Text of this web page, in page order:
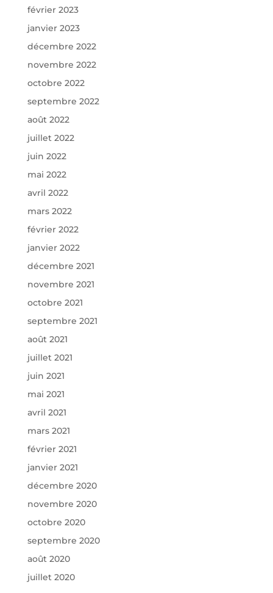
février 2023
janvier 2023
décembre 2022
novembre 2022
octobre 2022
septembre 2022
août 2022
juillet 2022
juin 2022
mai 2022
avril 2022
mars 2022
février 2022
janvier 2022
décembre 2021
novembre 2021
octobre 2021
septembre 2021
août 2021
juillet 2021
juin 2021
mai 2021
avril 2021
mars 2021
février 2021
janvier 2021
décembre 2020
novembre 2020
octobre 2020
septembre 2020
août 2020
juillet 2020